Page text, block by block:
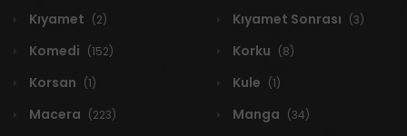
Kıyamet (2) Kıyamet Sonrası (3)
Komedi (152) Korku (8)
Korsan (1) Kule (1)
Macera (223) Manga (34)